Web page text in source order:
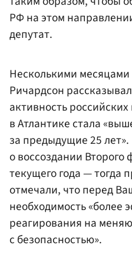
РФ на этом
депутат.
Несколькими
Ричардсон
активность
в Атлантике стала
за предыдущие 25
о воссоздании
текущего года — тогда
отмечали, что перед
необходимость «более
реагирования на
с безопасностью».